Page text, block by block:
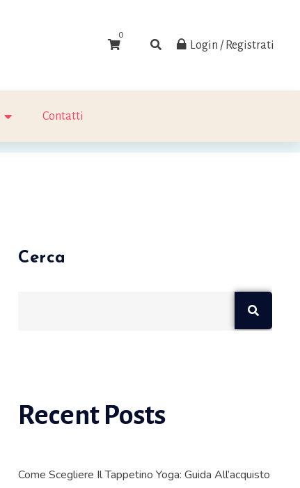
0
Login / Registrati
Contatti
Cerca
Recent Posts
Come Scegliere Il Tappetino Yoga: Guida All’acquisto